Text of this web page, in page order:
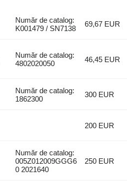
Număr de catalog:
K001479 / SN7138
69,67 EUR
Număr de catalog:
4802020050
46,45 EUR
Număr de catalog:
1862300
300 EUR
200 EUR
Număr de catalog:
005Z012009GGG6
0 2021640
250 EUR